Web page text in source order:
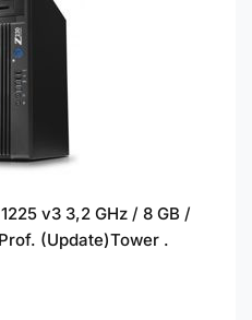
v3 3,2 GHz / 8 GB /
(Update)Tower .